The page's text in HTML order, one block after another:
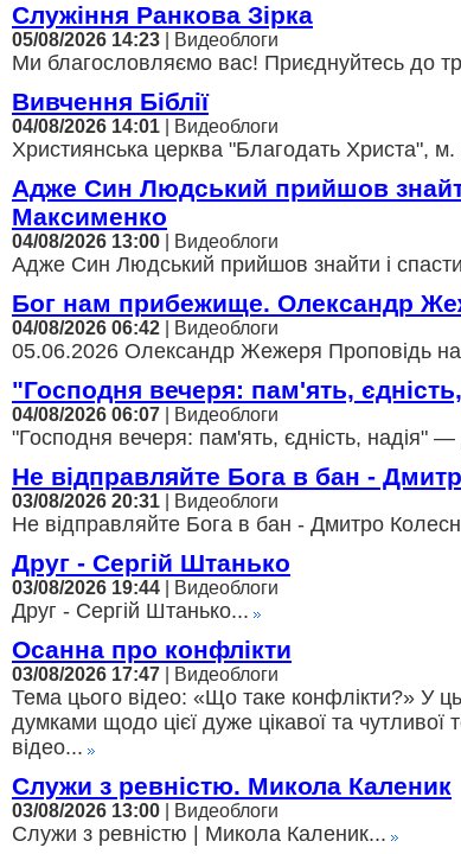
Служіння Ранкова Зірка
05/08/2026 14:23 | Видеоблоги
Ми благословляємо вас! Приєднуйтесь до
Вивчення Біблії
04/08/2026 14:01 | Видеоблоги
Християнська церква "Благодать Христа", м.
Адже Син Людський прийшов
Максименко
04/08/2026 13:00 | Видеоблоги
Адже Син Людський прийшов знайти і
Бог нам прибежище. Олександр
04/08/2026 06:42 | Видеоблоги
05.06.2026 Олександр Жежеря Проповідь
"Господня вечеря: пам'ять,
04/08/2026 06:07 | Видеоблоги
"Господня вечеря: пам'ять, єдність, надія"
Не відправляйте Бога в бан -
03/08/2026 20:31 | Видеоблоги
Не відправляйте Бога в бан - Дмитро
Друг - Сергій Штанько
03/08/2026 19:44 | Видеоблоги
Друг - Сергій Штанько...
Осанна про конфлікти
03/08/2026 17:47 | Видеоблоги
Тема цього відео: «Що таке конфлікти?» У
думками щодо цієї дуже цікавої та чутливої
відео...
Служи з ревністю. Микола Каленик
03/08/2026 13:00 | Видеоблоги
Служи з ревністю | Микола Каленик...